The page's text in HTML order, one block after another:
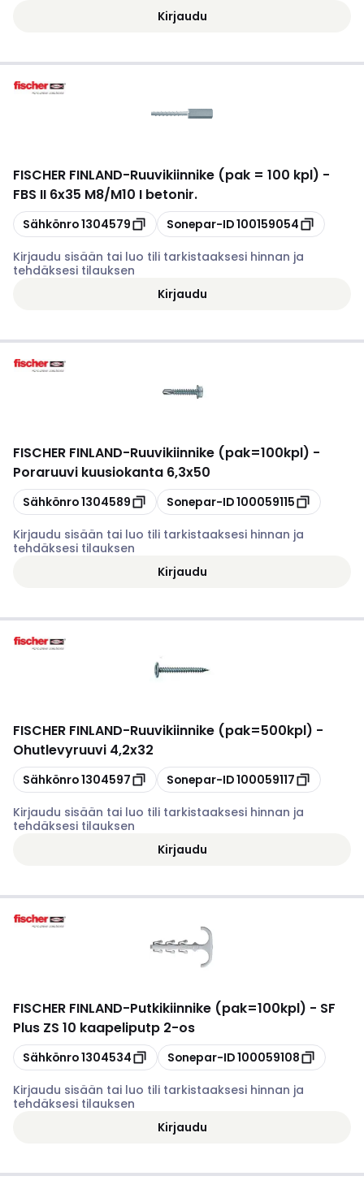
Kirjaudu
FISCHER FINLAND-Ruuvikiinnike (pak = 100 kpl) -
FBS II 6x35 M8/M10 I betonir.
Kopioi
Sähkönro1304579 Kopioi
Sonepar-ID100159054
Kirjaudu sisään tai luo tili tarkistaaksesi hinnan ja
tehdäksesi tilauksen
Kirjaudu
FISCHER FINLAND-Ruuvikiinnike (pak=100kpl) -
Poraruuvi kuusiokanta 6,3x50
Kopioi
Sähkönro1304589 Kopioi
Sonepar-ID100059115
Kirjaudu sisään tai luo tili tarkistaaksesi hinnan ja
tehdäksesi tilauksen
Kirjaudu
FISCHER FINLAND-Ruuvikiinnike (pak=500kpl) -
Ohutlevyruuvi 4,2x32
Kopioi
Sähkönro1304597 Kopioi
Sonepar-ID100059117
Kirjaudu sisään tai luo tili tarkistaaksesi hinnan ja
tehdäksesi tilauksen
Kirjaudu
FISCHER FINLAND-Putkikiinnike (pak=100kpl) - SF
Plus ZS 10 kaapeliputp 2-os
Kopioi
Sähkönro1304534 Kopioi
Sonepar-ID100059108
Kirjaudu sisään tai luo tili tarkistaaksesi hinnan ja
tehdäksesi tilauksen
Kirjaudu